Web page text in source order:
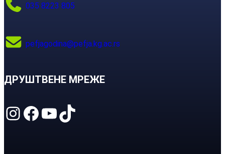
035 8223 805
pefjagodina@pefja.kg.ac.rs
ДРУШТВЕНЕ МРЕЖЕ
Instagram Facebook YouTube TikTok